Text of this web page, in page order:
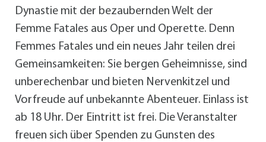
Dynastie mit der bezaubernden Welt der
Femme Fatales aus Oper und Operette. Denn
Femmes Fatales und ein neues Jahr teilen drei
Gemeinsamkeiten: Sie bergen Geheimnisse, sind
unberechenbar und bieten Nervenkitzel und
Vorfreude auf unbekannte Abenteuer. Einlass ist
ab 18 Uhr. Der Eintritt ist frei. Die Veranstalter
freuen sich über Spenden zu Gunsten des